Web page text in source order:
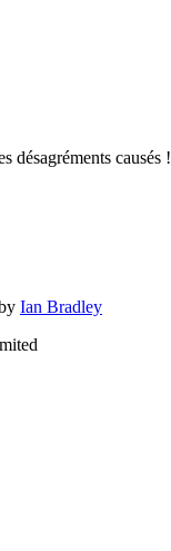
désagréments causés !
Ian Bradley